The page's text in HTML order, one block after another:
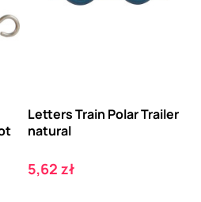
Letters Train Polar Trailer
natural
Cena
5,62 zł